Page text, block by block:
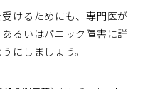
けるためにも、専門医が
るいはパニック障害に詳
にしましょう。